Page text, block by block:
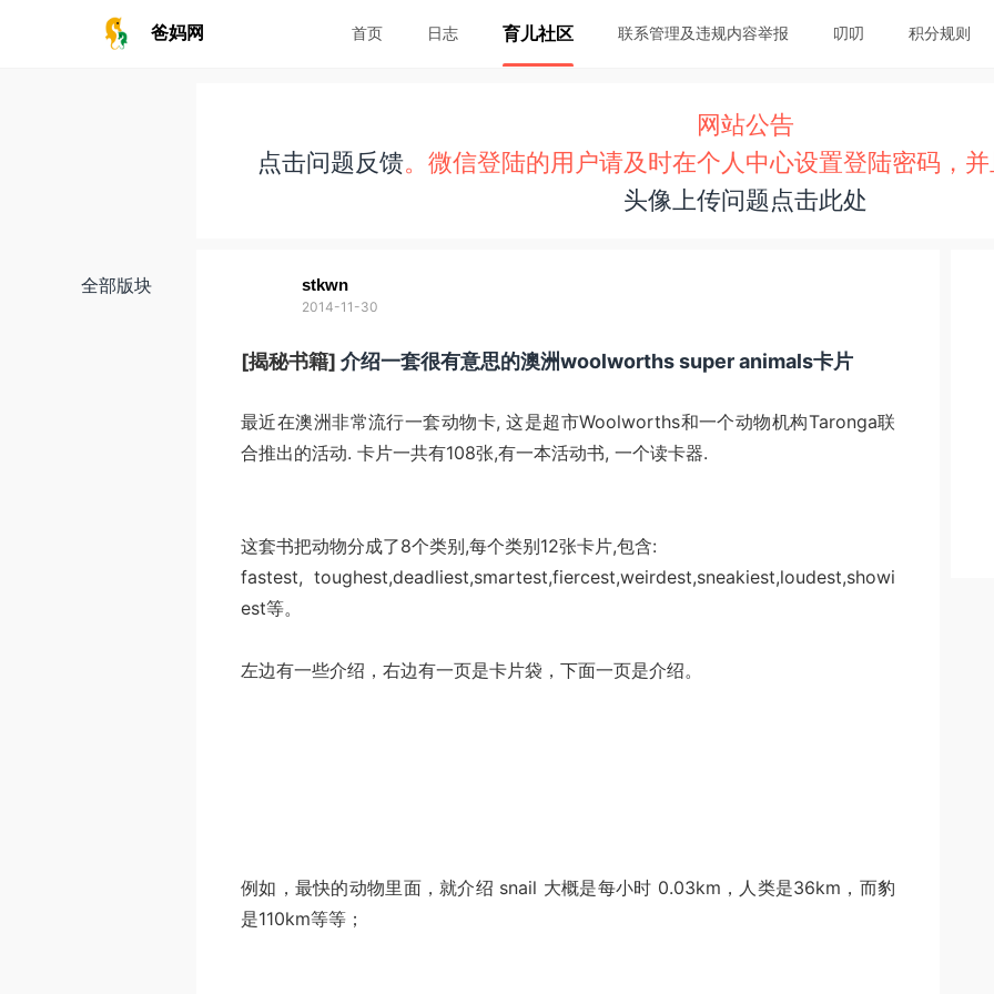
爸妈网 首页 日志 育儿社区 联系管理及违规内容举报 叨叨 积分规则
网站公告
点击问题反馈。微信登陆的用户请及时在个人中心设置登陆密码，并
头像上传问题点击此处
全部版块 stkwn
2014-11-30
[揭秘书籍] 介绍一套很有意思的澳洲woolworths super animals卡片
最近在澳洲非常流行一套动物卡, 这是超市Woolworths和一个动物机构Taronga联
合推出的活动. 卡片一共有108张,有一本活动书, 一个读卡器.
这套书把动物分成了8个类别,每个类别12张卡片,包含:
fastest, toughest,deadliest,smartest,fiercest,weirdest,sneakiest,loudest,showi
est等。
左边有一些介绍，右边有一页是卡片袋，下面一页是介绍。
例如，最快的动物里面，就介绍 snail 大概是每小时 0.03km，人类是36km，而豹
是110km等等；